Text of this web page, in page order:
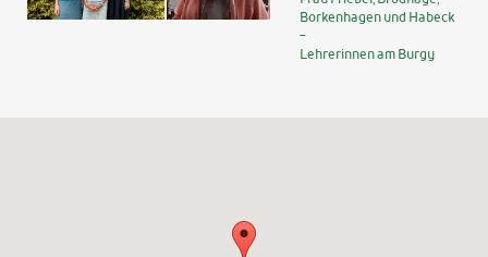
Borkenhagen und Habeck
-
Lehrerinnen am Burgy